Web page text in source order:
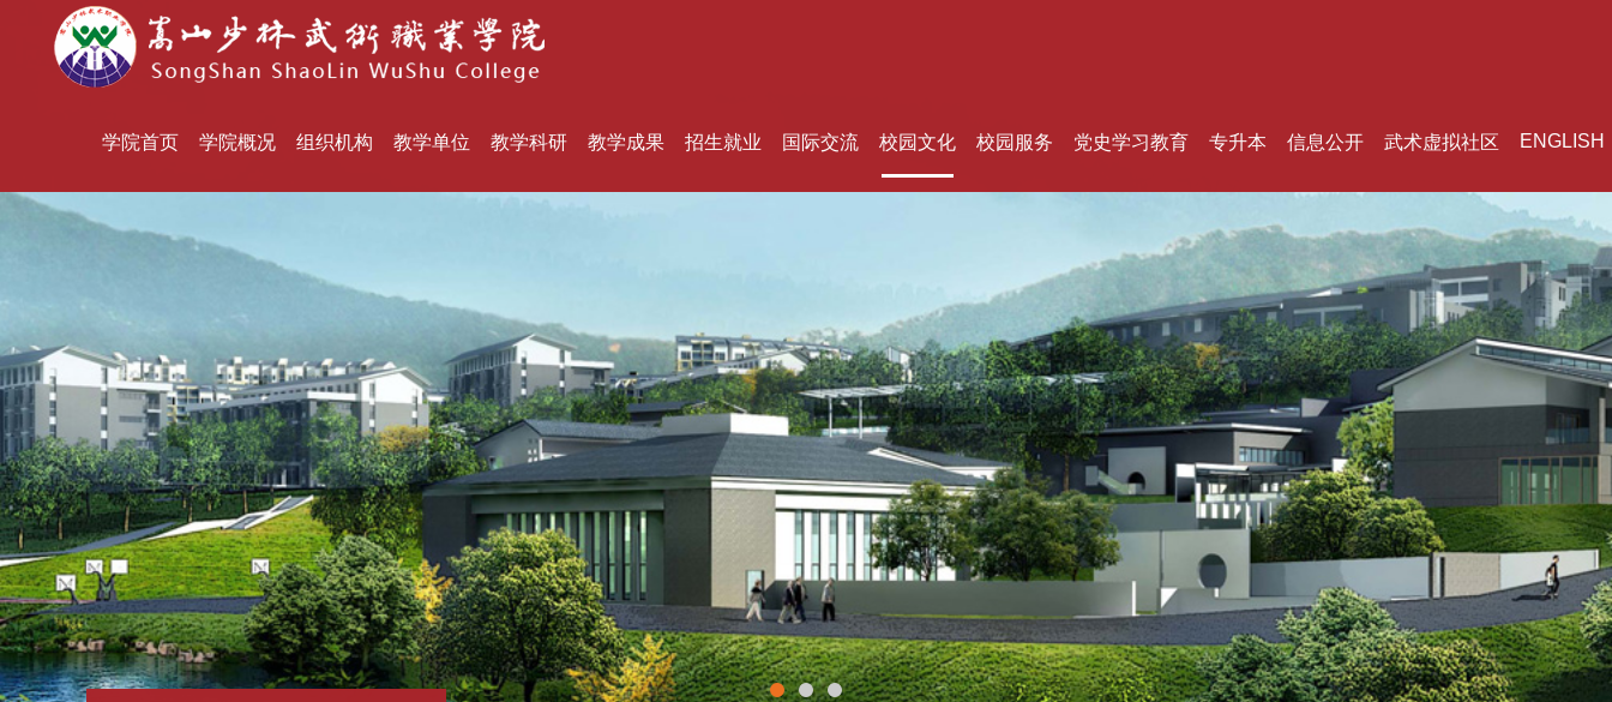
学院首页 学院概况 组织机构 教学单位 教学科研 教学成果 招生就业 国际交流 校园文化 校园服务 党史学习教育 专升本 信息公开 武术虚拟社区 ENGLISH